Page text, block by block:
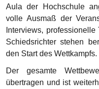
Aula der Hochschule
volle Ausmaß der
Interviews,
Schiedsrichter stehen
den Start des Wettkampfs.
Der gesamte
übertragen und ist